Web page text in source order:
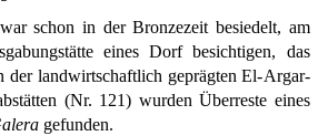
schon in der Bronzezeit besiedelt, am
eines Dorf besichtigen, das
landwirtschaftlich geprägten El-Argar-
(Nr. 121) wurden Überreste eines
gefunden.